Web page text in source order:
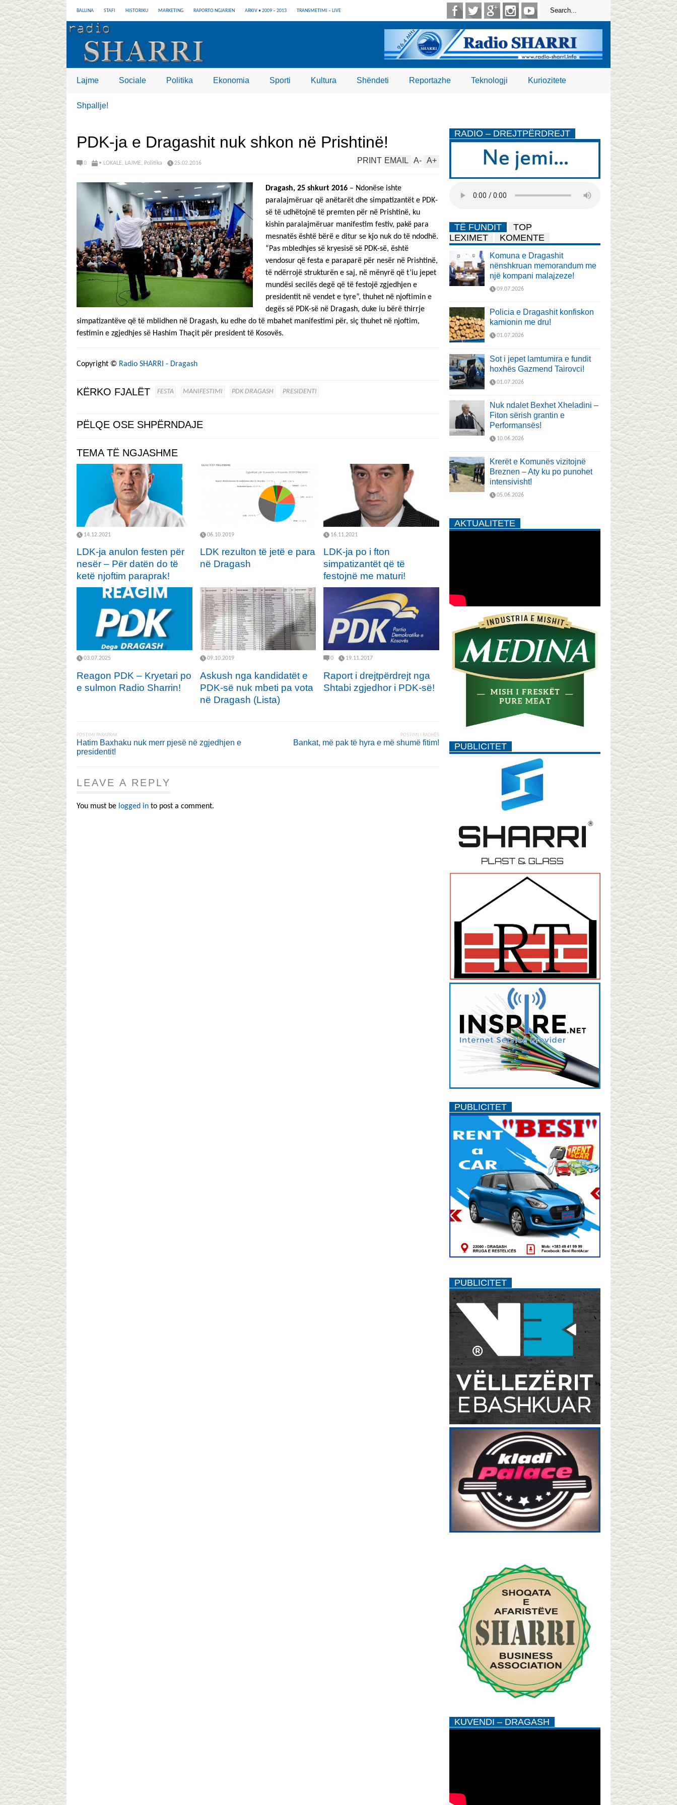
BALLINA STAFI HISTORIKU MARKETING RAPORTO NGJARJEN ARKIV • 2009 – 2013 TRANSMETIMI – LIVE
Lajme Sociale Politika Ekonomia Sporti Kultura Shëndeti Reportazhe Teknologji Kuriozitete
Shpallje!
PDK-ja e Dragashit nuk shkon në Prishtinë!
0 • LOKALE, LAJME, Politika 25.02.2016 A+
A-
EMAIL
PRINT
Dragash, 25 shkurt 2016 – Ndonëse ishte
paralajmëruar që anëtarët dhe simpatizantët e PDK-
së të udhëtojnë të premten për në Prishtinë, ku
kishin paralajmëruar manifestim festiv, pakë para
mesnatës është bërë e ditur se kjo nuk do të ndodhë.
“Pas mbledhjes së kryesisë së PDK-së, është
vendosur që festa e paraparë për nesër në Prishtinë,
të ndërrojë strukturën e saj, në mënyrë që t’iu jepet
mundësi secilës degë që të festojë zgjedhjen e
presidentit në vendet e tyre”, thuhet në njoftimin e
degës së PDK-së në Dragash, duke iu bërë thirrje
simpatizantëve që të mblidhen në Dragash, ku edhe do të mbahet manifestimi për, siç thuhet në njoftim,
festimin e zgjedhjes së Hashim Thaçit për president të Kosovës.
Copyright © Radio SHARRI - Dragash
KËRKO FJALËT FESTA MANIFESTIMI PDK DRAGASH PRESIDENTI
PËLQE OSE SHPËRNDAJE
TEMA TË NGJASHME
14.12.2021
LDK-ja anulon festen për
nesër – Për datën do të
ketë njoftim paraprak!
06.10.2019
LDK rezulton të jetë e para
në Dragash
16.11.2021
LDK-ja po i fton
simpatizantët që të
festojnë me maturi!
03.07.2025
Reagon PDK – Kryetari po
e sulmon Radio Sharrin!
09.10.2019
Askush nga kandidatët e
PDK-së nuk mbeti pa vota
në Dragash (Lista)
0 19.11.2017
Raport i drejtpërdrejt nga
Shtabi zgjedhor i PDK-së!
POSTIMI PARAPRAK
Hatim Baxhaku nuk merr pjesë në zgjedhjen e
presidentit!
POSTIMI I RADHËS
Bankat, më pak të hyra e më shumë fitim!
LEAVE A REPLY
You must be logged in to post a comment.
RADIO – DREJTPËRDREJT
TË FUNDIT
TOP
LEXIMET
KOMENTE
Komuna e Dragashit
nënshkruan memorandum me
një kompani malajzeze!
09.07.2026
Policia e Dragashit konfiskon
kamionin me dru!
01.07.2026
Sot i jepet lamtumira e fundit
hoxhës Gazmend Tairovci!
01.07.2026
Nuk ndalet Bexhet Xheladini –
Fiton sërish grantin e
Performansës!
10.06.2026
Krerët e Komunës vizitojnë
Breznen – Aty ku po punohet
intensivisht!
05.06.2026
AKTUALITETE
PUBLICITET
PUBLICITET
PUBLICITET
KUVENDI – DRAGASH